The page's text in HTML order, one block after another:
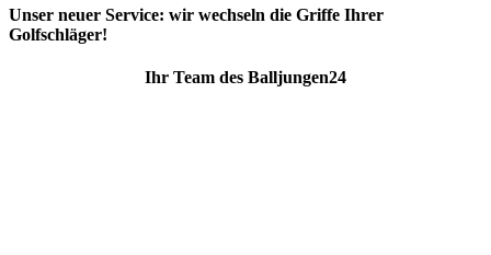
Unser neuer Service: wir wechseln die Griffe Ihrer
Golfschläger!
Ihr Team des Balljungen24